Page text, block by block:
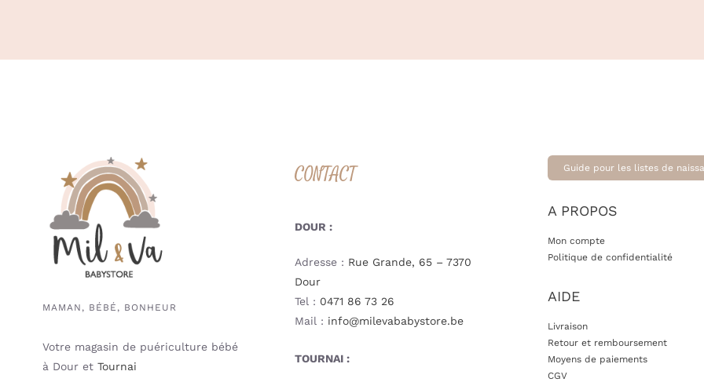
MAMAN, BÉBÉ, BONHEUR
Votre magasin de puériculture bébé
à Dour et Tournai
CONTACT
DOUR :
Adresse : Rue Grande, 65 – 7370
Dour
Tel : 0471 86 73 26
Mail : info@milevababystore.be
TOURNAI :
Guide pour les listes de
A PROPOS
Mon compte
Politique de confidentialité
AIDE
Livraison
Retour et remboursement
Moyens de paiements
CGV